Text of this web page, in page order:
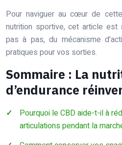
Pour naviguer au cœur de
nutrition sportive, cet article est
pas à pas, du mécanisme
pratiques pour vos sorties.
Sommaire : La
d’endurance
Pourquoi le CBD aide-t-il à
articulations pendant la